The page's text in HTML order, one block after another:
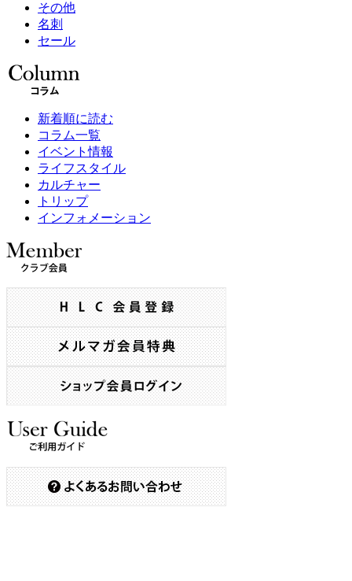
その他
名刺
セール
新着順に読む
コラム一覧
イベント情報
ライフスタイル
カルチャー
トリップ
インフォメーション